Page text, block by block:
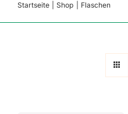
Startseite Shop Flaschen